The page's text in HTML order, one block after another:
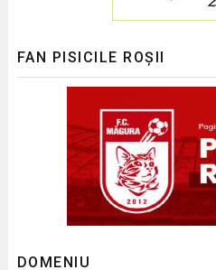
FAN PISICILE ROȘII
DOMENIU